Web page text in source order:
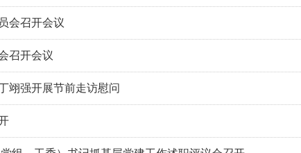
会召开会议
召开会议
翊强开展节前走访慰问